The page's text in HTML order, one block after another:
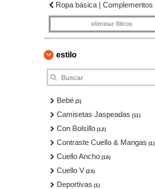
Ropa básica | Complementos
eliminar filtros
estilo
Bebé (3)
Camisetas Jaspeadas (11)
Con Bolsillo (12)
Contraste Cuello & Mangas (1)
Cuello Ancho (10)
Cuello V (23)
Deportivas (1)